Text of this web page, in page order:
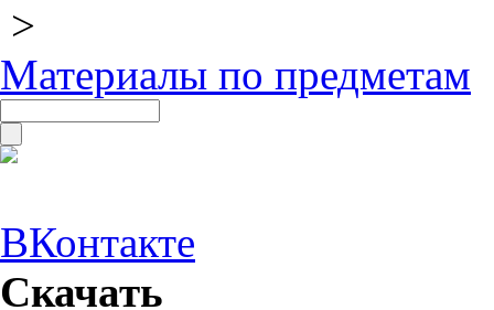
>
Материалы по предметам
ВКонтакте
Скачать